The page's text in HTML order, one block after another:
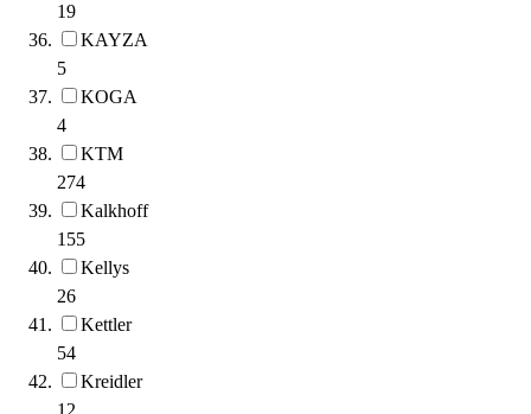
19
KAYZA
5
KOGA
4
KTM
274
Kalkhoff
155
Kellys
26
Kettler
54
Kreidler
12